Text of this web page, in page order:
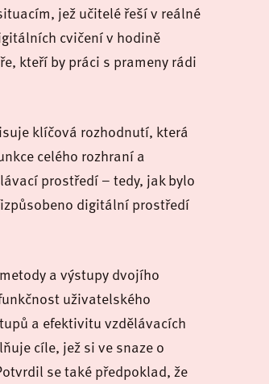
jež učitelé řeší v reálné
cvičení v hodině
kteří by práci s prameny rádi
klíčová rozhodnutí, která
celého rozhraní a
prostředí – tedy, jak bylo
digitální prostředí
a výstupy dvojího
uživatelského
a efektivitu vzdělávacích
cíle, jež si ve snaze o
se také předpoklad, že